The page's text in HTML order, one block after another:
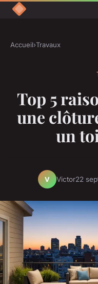
Accueil›Travaux
Top 5
une
un
V Victor22